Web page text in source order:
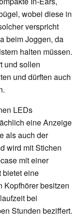
wobei diese in
verspricht
beim Joggen, da
halten müssen.
und sollen
und dürften auch
LEDs
eine Anzeige
als auch der
wird mit Stichen
mit einer
bietet eine
Kopfhörer besitzen
bei
Stunden beziffert.